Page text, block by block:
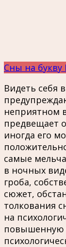
Сны на букву
Видеть себя
неприятном
предвещает
иногда его
самые
в ночных
гроба,
сюжет,
толкования
на
повышенную